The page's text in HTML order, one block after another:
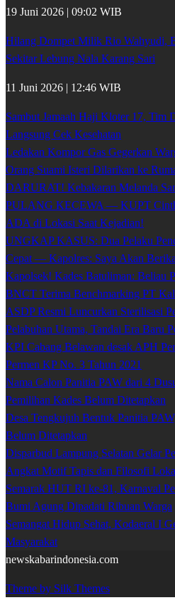
19 Juni 2026 | 09:02 WIB
Hilang Dompet Milik Rio Wahyudi,
Sekitar Lebung Nala Karang Sari
11 Juni 2026 | 12:46 WIB
Sambut Jamaah Haji Kloter 17, Tim
Langsung Cek Kesehatan
Ledakan Kompor Gas Gegerkan
Orang Suami Isteri Dilarikan ke
DARURAT! Kebakaran Melanda
PULANG KECEWA — KUPT
ADA di Lokasi Saat Kejadian!
UNGKAP KASUS: Dua Pelaku
Cepat — Kapolres: Saya Akan
Kapolsek! Kades Batuliman: Beliau
BNCT Terima Benchmarking PT
ASDP Resmi Luncurkan Sterilisasi
Pelabuhan Utama, Tandai Era Baru
KPI Cabang Belawan desak APH
Permen KP No. 3 Tahun 2021
Nama Calon Panitia PAW dari 4
Pemilihan Kades Belum Ditetapkan
Desa Tengkujuh Bentuk Panitia
Belum Ditetapkan
Disparbud Lampung Selatan Gelar
Angkat Motif Tapis dan Filosofi
Semarak HUT RI ke-81, Karnaval
Bumi Agung Dipadati Ribuan Warga
Semangat Hidup Sehat, Kodaeral I
Masyarakat
newskabarindonesia.com
Theme by Silk Themes